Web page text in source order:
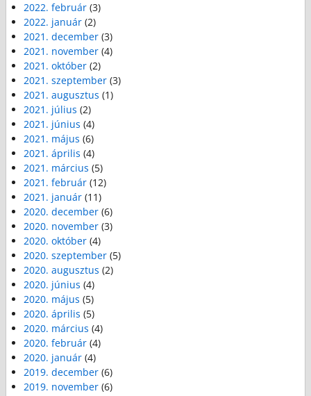
2022. február (3)
2022. január (2)
2021. december (3)
2021. november (4)
2021. október (2)
2021. szeptember (3)
2021. augusztus (1)
2021. július (2)
2021. június (4)
2021. május (6)
2021. április (4)
2021. március (5)
2021. február (12)
2021. január (11)
2020. december (6)
2020. november (3)
2020. október (4)
2020. szeptember (5)
2020. augusztus (2)
2020. június (4)
2020. május (5)
2020. április (5)
2020. március (4)
2020. február (4)
2020. január (4)
2019. december (6)
2019. november (6)